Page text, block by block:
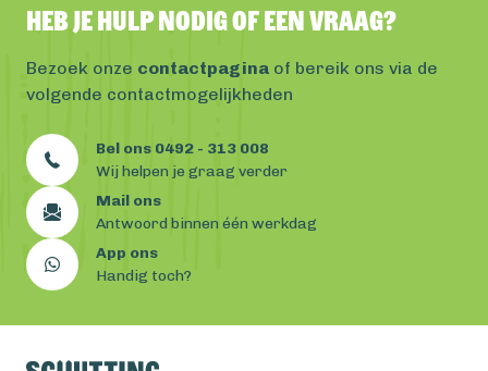
Heb je hulp nodig of een vraag?
Bezoek onze contactpagina of bereik ons via de
volgende contactmogelijkheden
Bel ons 0492 - 313 008
Wij helpen je graag verder
Mail ons
Antwoord binnen één werkdag
App ons
Handig toch?